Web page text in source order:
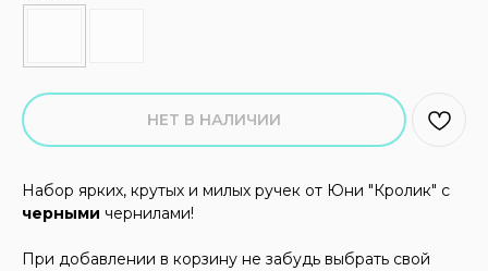
НЕТ В НАЛИЧИИ
Набор ярких, крутых и милых ручек от Юни "Кролик" с
черными чернилами!
При добавлении в корзину не забудь выбрать свой